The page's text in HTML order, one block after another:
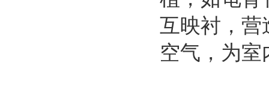
互映衬，营
空气，为室